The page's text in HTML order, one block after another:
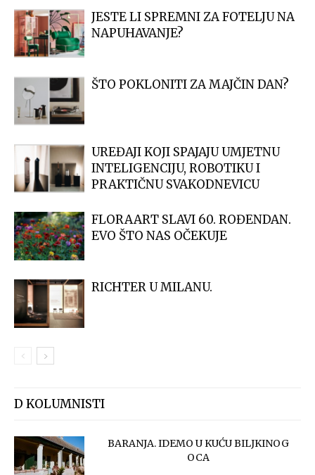
JESTE LI SPREMNI ZA FOTELJU NA
NAPUHAVANJE?
ŠTO POKLONITI ZA MAJČIN DAN?
UREĐAJI KOJI SPAJAJU UMJETNU
INTELIGENCIJU, ROBOTIKU I
PRAKTIČNU SVAKODNEVICU
FLORAART SLAVI 60. ROĐENDAN.
EVO ŠTO NAS OČEKUJE
RICHTER U MILANU.
D KOLUMNISTI
BARANJA. IDEMO U KUĆU BILJKINOG
OCA